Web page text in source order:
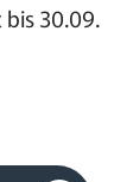
30.09.